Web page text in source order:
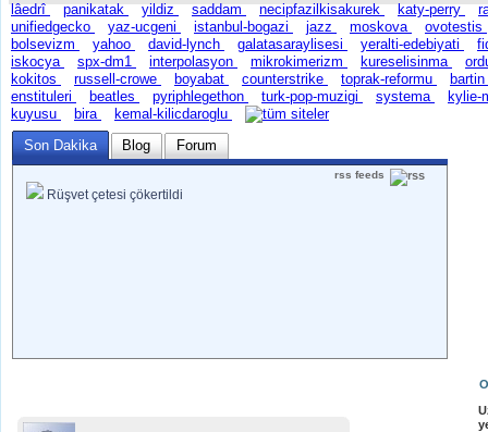
lâedrî panikatak yildiz saddam necipfazilkisakurek katy-perry
unifiedgecko
yaz-ucgeni istanbul-bogazi jazz moskova
ovotestis
bolsevizm
yahoo david-lynch galatasaraylisesi yeralti-edebiyati
iskocya
spx-dm1 interpolasyon mikrokimerizm kureselisinma
kokitos
russell-crowe boyabat counterstrike toprak-reformu
bartin
enstituleri
beatles pyriphlegethon turk-pop-muzigi systema
kylie-
kuyusu
bira
kemal-kilicdaroglu
Son Dakika
Blog Forum
rss feeds
Rüşvet çetesi çökertildi